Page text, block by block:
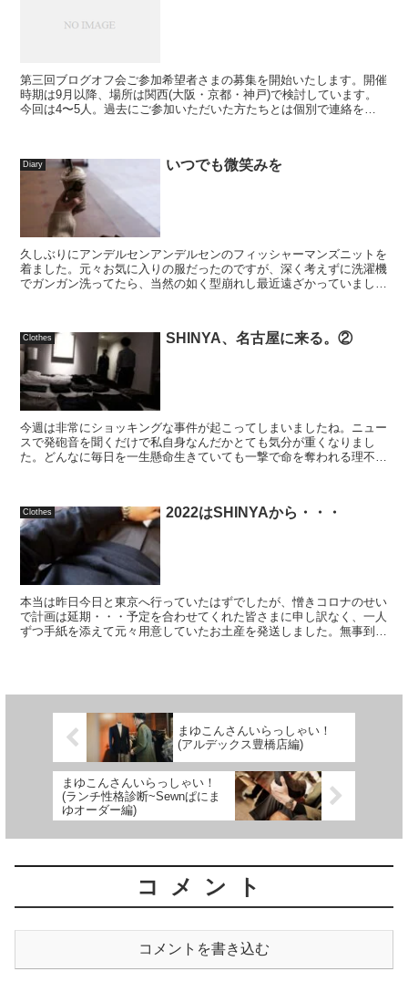
第三回ブログオフ会ご参加希望者さまの募集を開始いたします。開催
時期は9月以降、場所は関西(大阪・京都・神戸)で検討しています。
今回は4〜5人。過去にご参加いただいた方たちとは個別で連絡を取
Diary いつでも微笑みを
久しぶりにアンデルセンアンデルセンのフィッシャーマンズニットを
着ました。元々お気に入りの服だったのですが、深く考えずに洗濯機
でガンガン洗ってたら、当然の如く型崩れし最近遠ざかっていました
Clothes SHINYA、名古屋に来る。②
今週は非常にショッキングな事件が起こってしまいましたね。ニュー
スで発砲音を聞くだけで私自身なんだかとても気分が重くなりまし
た。どんなに毎日を一生懸命生きていても一撃で命を奪われる理不尽
Clothes 2022はSHINYAから・・・
本当は昨日今日と東京へ行っていたはずでしたが、憎きコロナのせい
で計画は延期・・・予定を合わせてくれた皆さまに申し訳なく、一人
ずつ手紙を添えて元々用意していたお土産を発送しました。無事到着
まゆこんさんいらっしゃい！
(アルデックス豊橋店編)
まゆこんさんいらっしゃい！
(ランチ性格診断~Sewnぱにま
ゆオーダー編)
コメント
コメントを書き込む